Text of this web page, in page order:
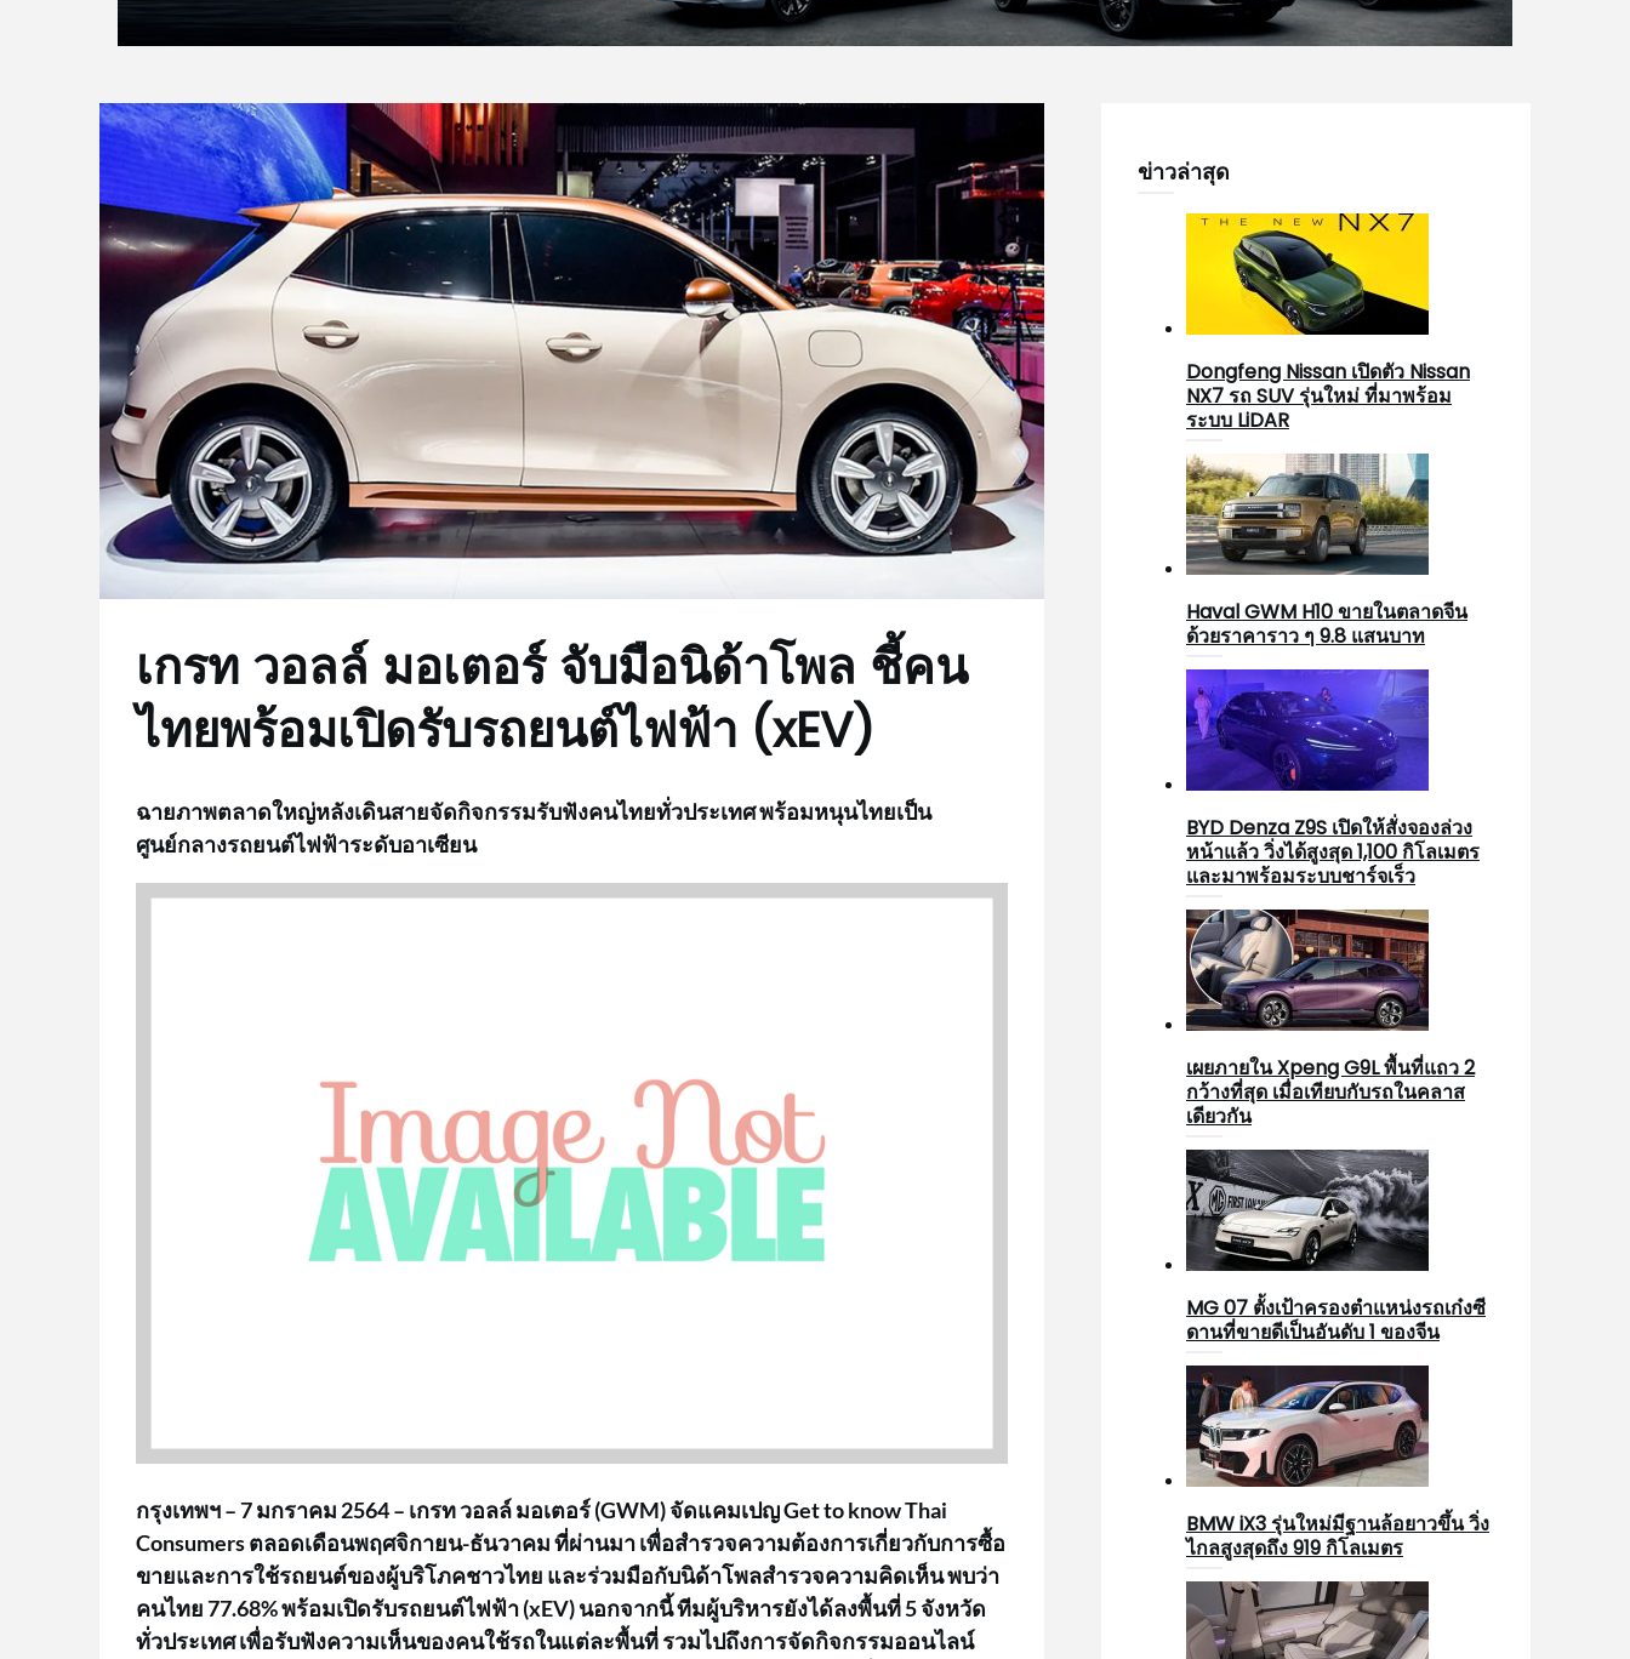
เกรท วอลล์ มอเตอร์ จับมือนิด้าโพล ชี้คน
ไทยพร้อมเปิดรับรถยนต์ไฟฟ้า (xEV)
ฉายภาพตลาดใหญ่หลังเดินสายจัดกิจกรรมรับฟังคนไทยทั่วประเทศพร้อมหนุนไทยเป็น
ศูนย์กลางรถยนต์ไฟฟ้าระดับอาเซียน
กรุงเทพฯ –7 มกราคม 2564 – เกรท วอลล์ มอเตอร์ (GWM) จัดแคมเปญ Get to know Thai
Consumers ตลอดเดือนพฤศจิกายน-ธันวาคม ที่ผ่านมา เพื่อสำรวจความต้องการเกี่ยวกับการซื้อ
ขายและการใช้รถยนต์ของผู้บริโภคชาวไทย และร่วมมือกับนิด้าโพลสำรวจความคิดเห็น พบว่า
คนไทย 77.68% พร้อมเปิดรับรถยนต์ไฟฟ้า (xEV) นอกจากนี้ ทีมผู้บริหารยังได้ลงพื้นที่ 5 จังหวัด
ทั่วประเทศ เพื่อรับฟังความเห็นของคนใช้รถในแต่ละพื้นที่ รวมไปถึงการจัดกิจกรรมออนไลน์
ข่าวล่าสุด
Dongfeng Nissan เปิดตัว Nissan
NX7 รถ SUV รุ่นใหม่ ที่มาพร้อม
ระบบ LiDAR
Haval GWM H10 ขายในตลาดจีน
ด้วยราคาราว ๆ 9.8 แสนบาท
BYD Denza Z9S เปิดให้สั่งจองล่วง
หน้าแล้ว วิ่งได้สูงสุด 1,100 กิโลเมตร
และมาพร้อมระบบชาร์จเร็ว
เผยภายใน Xpeng G9L พื้นที่แถว 2
กว้างที่สุด เมื่อเทียบกับรถในคลาส
เดียวกัน
MG 07 ตั้งเป้าครองตำแหน่งรถเก๋งซี
ดานที่ขายดีเป็นอันดับ 1 ของจีน
BMW iX3 รุ่นใหม่มีฐานล้อยาวขึ้น วิ่ง
ไกลสูงสุดถึง 919 กิโลเมตร